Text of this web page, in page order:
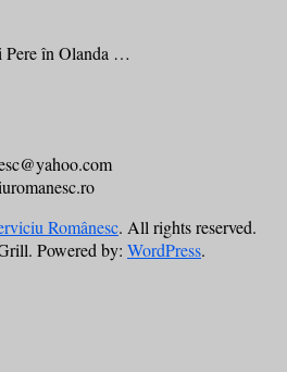
Pere în Olanda …
Românesc. All rights reserved.
Powered by: WordPress.